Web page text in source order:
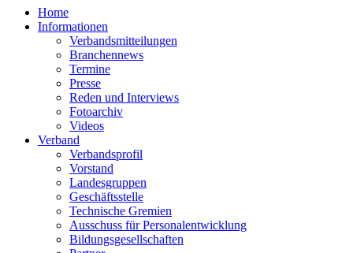
Home
Informationen
Verbandsmitteilungen
Branchennews
Termine
Presse
Reden und Interviews
Fotoarchiv
Videos
Verband
Verbandsprofil
Vorstand
Landesgruppen
Geschäftsstelle
Technische Gremien
Ausschuss für Personalentwicklung
Bildungsgesellschaften